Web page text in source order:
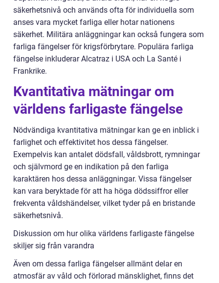
säkerhetsnivå och används ofta för individuella som
anses vara mycket farliga eller hotar nationens
säkerhet. Militära anläggningar kan också fungera som
farliga fängelser för krigsförbrytare. Populära farliga
fängelse inkluderar Alcatraz i USA och La Santé i
Frankrike.
Kvantitativa mätningar om
världens farligaste fängelse
Nödvändiga kvantitativa mätningar kan ge en inblick i
farlighet och effektivitet hos dessa fängelser.
Exempelvis kan antalet dödsfall, våldsbrott, rymningar
och självmord ge en indikation på den farliga
karaktären hos dessa anläggningar. Vissa fängelser
kan vara beryktade för att ha höga dödssiffror eller
frekventa våldshändelser, vilket tyder på en bristande
säkerhetsnivå.
Diskussion om hur olika världens farligaste fängelse
skiljer sig från varandra
Även om dessa farliga fängelser allmänt delar en
atmosfär av våld och förlorad mänsklighet, finns det